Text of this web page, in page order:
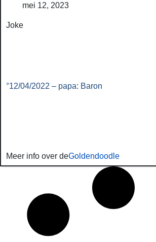
mei 12, 2023
Joke
°12/04/2022 – papa: Baron
Meer info over deGoldendoodle